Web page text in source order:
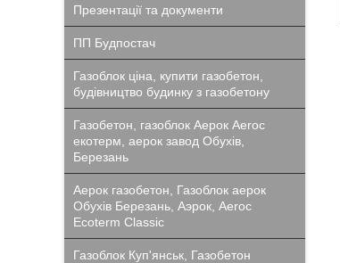
Презентації та документи
ПП Будпостач
Газоблок ціна, купити газобетон,
будівництво будинку з газобетону
Газобетон, газоблок Аерок Aeroc
екотерм, аерок завод Обухів,
Березань
Аерок газобетон, Газоблок аерок
Обухів Березань, Аэрок, Aeroc
Ecoterm Classic
Газоблок Куп'янськ, Газобетон